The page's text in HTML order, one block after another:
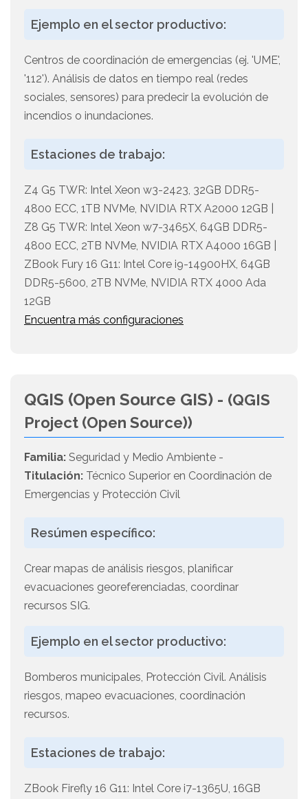
Ejemplo en el sector productivo:
Centros de coordinación de emergencias (ej. 'UME',
'112'). Análisis de datos en tiempo real (redes
sociales, sensores) para predecir la evolución de
incendios o inundaciones.
Estaciones de trabajo:
Z4 G5 TWR: Intel Xeon w3-2423, 32GB DDR5-
4800 ECC, 1TB NVMe, NVIDIA RTX A2000 12GB |
Z8 G5 TWR: Intel Xeon w7-3465X, 64GB DDR5-
4800 ECC, 2TB NVMe, NVIDIA RTX A4000 16GB |
ZBook Fury 16 G11: Intel Core i9-14900HX, 64GB
DDR5-5600, 2TB NVMe, NVIDIA RTX 4000 Ada
12GB
Encuentra más configuraciones
QGIS (Open Source GIS) - (QGIS
Project (Open Source))
Familia: Seguridad y Medio Ambiente -
Titulación: Técnico Superior en Coordinación de
Emergencias y Protección Civil
Resúmen específico:
Crear mapas de análisis riesgos, planificar
evacuaciones georeferenciadas, coordinar
recursos SIG.
Ejemplo en el sector productivo:
Bomberos municipales, Protección Civil. Análisis
riesgos, mapeo evacuaciones, coordinación
recursos.
Estaciones de trabajo:
ZBook Firefly 16 G11: Intel Core i7-1365U, 16GB